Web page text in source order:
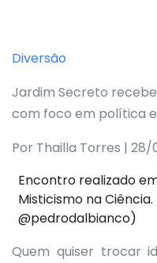
Diversão
Jardim Secreto
com foco em política
Por Thailla Torres |
Encontro realizado
Misticismo na
@pedrodalbianco)
Quem quiser trocar